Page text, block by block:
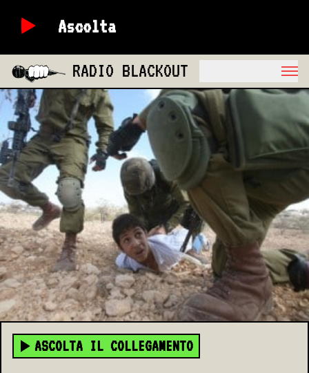
Ascolta
RADIO BLACKOUT
ASCOLTA IL COLLEGAMENTO